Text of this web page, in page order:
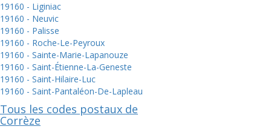
19160 - Liginiac
19160 - Neuvic
19160 - Palisse
19160 - Roche-Le-Peyroux
19160 - Sainte-Marie-Lapanouze
19160 - Saint-Étienne-La-Geneste
19160 - Saint-Hilaire-Luc
19160 - Saint-Pantaléon-De-Lapleau
Tous les codes postaux de
Corrèze